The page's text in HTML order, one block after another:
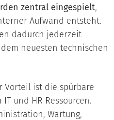
zentral eingespielt,
Aufwand entsteht.
dadurch jederzeit
neuesten technischen
Vorteil ist die spürbare
und HR Ressourcen.
Wartung,